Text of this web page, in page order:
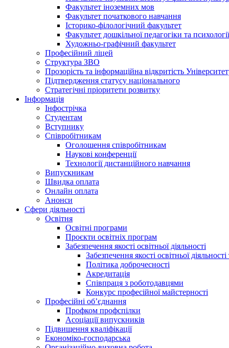
Факультет іноземних мов
Факультет початкового навчання
Історико-філологічний факультет
Факультет дошкільної педагогіки та психології
Художньо-графічний факультет
Професійний ліцей
Структура ЗВО
Прозорість та інформаційна відкритість
Підтвердження статусу національного
Стратегічні пріоритети розвитку
Інформація
Інфострічка
Студентам
Вступнику
Співробітникам
Оголошення співробітникам
Наукові конференції
Технології дистанційного навчання
Випускникам
Швидка оплата
Онлайн оплата
Анонси
Сфери діяльності
Освітня
Освітні програми
Проєкти освітніх програм
Забезпечення якості освітньої діяльності
Забезпечення якості освітньої
Політика доброчесності
Акредитація
Співпраця з роботодавцями
Конкурс професійної майстерності
Професійні об’єднання
Профком профспілки
Асоціації випускників
Підвищення кваліфікації
Економіко-господарська